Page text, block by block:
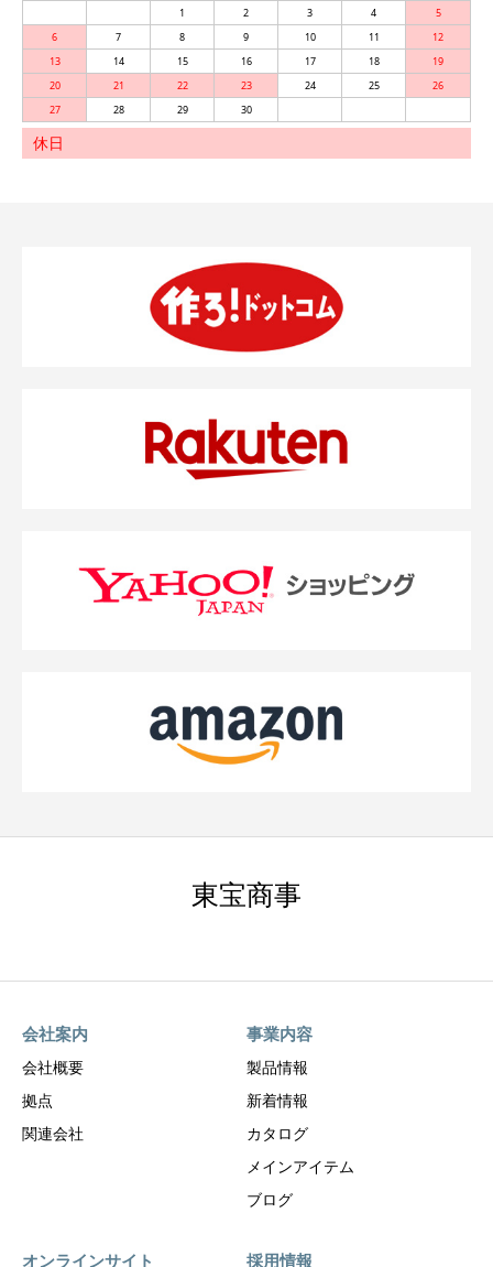
1
2 3 4
5
6
7 8 9 10 11
12
13
14 15 16 17 18
19
20
21 22 23 24 25
26
27
28 29 30
休日
東宝商事
会社案内
会社概要
拠点
関連会社
事業内容
製品情報
新着情報
カタログ
メインアイテム
ブログ
オンラインサイト 採用情報